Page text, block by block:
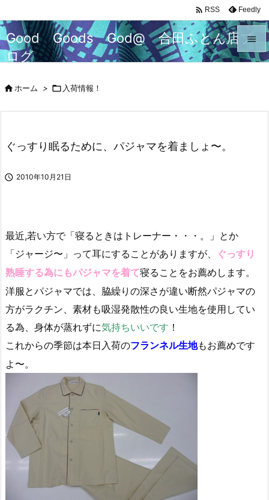
Good Goods God@ 合田ふとん店ブ
ログ


 RSS Feedly
ホーム >  入荷情報！
ぐっすり眠るために、パジャマを着ましょ〜。
 2010年10月21日
最近,若い方で「寝るときはトレーナー・・・。」とか
「ジャージ〜」って耳にすることがありますが、
ぐっすり
熟睡する為にもパジャマを着て寝ることをお薦めします。
洋服とパジャマでは、脇繰りの深さが違い断然パジャマの
方がラクチン、素材も吸湿発散性の良い生地を使用してい
る為、身体が蒸れずに気持ちいいです ！
これからの季節は本日入荷のフランネル生地もお薦めです
よ〜。